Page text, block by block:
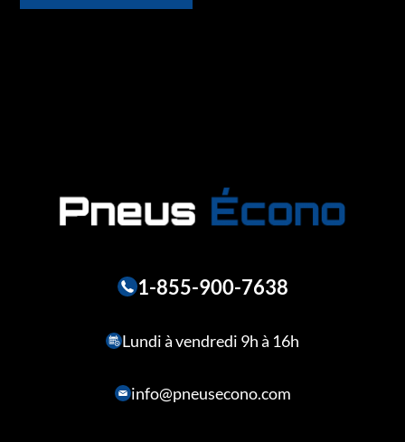
1-855-900-7638
Lundi à vendredi 9h à 16h
info@pneusecono.com